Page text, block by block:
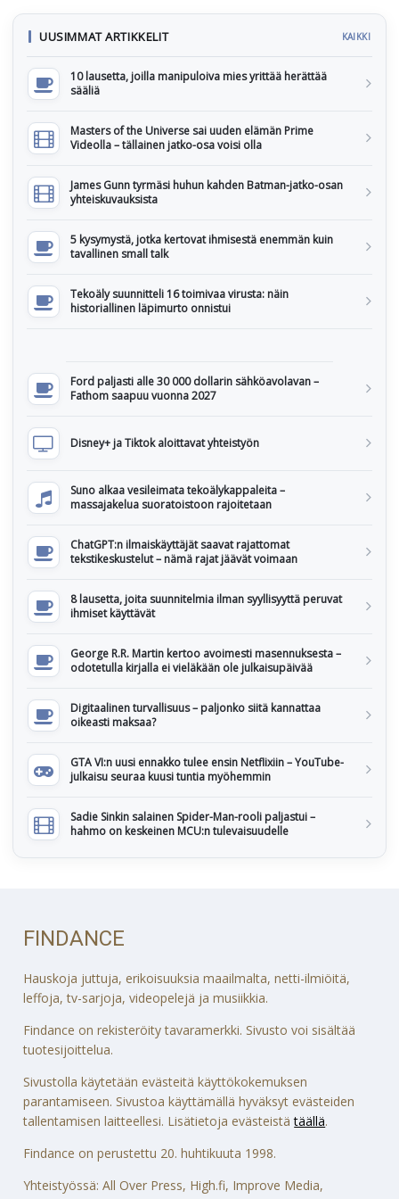
UUSIMMAT ARTIKKELIT KAIKKI
10 lausetta, joilla manipuloiva mies yrittää herättää
sääliä
Masters of the Universe sai uuden elämän Prime
Videolla – tällainen jatko-osa voisi olla
James Gunn tyrmäsi huhun kahden Batman-jatko-osan
yhteiskuvauksista
5 kysymystä, jotka kertovat ihmisestä enemmän kuin
tavallinen small talk
Tekoäly suunnitteli 16 toimivaa virusta: näin
historiallinen läpimurto onnistui
Ford paljasti alle 30 000 dollarin sähköavolavan –
Fathom saapuu vuonna 2027
Disney+ ja Tiktok aloittavat yhteistyön
Suno alkaa vesileimata tekoälykappaleita –
massajakelua suoratoistoon rajoitetaan
ChatGPT:n ilmaiskäyttäjät saavat rajattomat
tekstikeskustelut – nämä rajat jäävät voimaan
8 lausetta, joita suunnitelmia ilman syyllisyyttä peruvat
ihmiset käyttävät
George R.R. Martin kertoo avoimesti masennuksesta –
odotetulla kirjalla ei vieläkään ole julkaisupäivää
Digitaalinen turvallisuus – paljonko siitä kannattaa
oikeasti maksaa?
GTA VI:n uusi ennakko tulee ensin Netflixiin – YouTube-
julkaisu seuraa kuusi tuntia myöhemmin
Sadie Sinkin salainen Spider-Man-rooli paljastui –
hahmo on keskeinen MCU:n tulevaisuudelle
FINDANCE
Hauskoja juttuja, erikoisuuksia maailmalta, netti-ilmiöitä,
leffoja, tv-sarjoja, videopelejä ja musiikkia.
Findance on rekisteröity tavaramerkki. Sivusto voi sisältää
tuotesijoittelua.
Sivustolla käytetään evästeitä käyttökokemuksen
parantamiseen. Sivustoa käyttämällä hyväksyt evästeiden
tallentamisen laitteellesi. Lisätietoja evästeistätäällä.
Findance on perustettu 20. huhtikuuta 1998.
Yhteistyössä: All Over Press, High.fi, Improve Media,